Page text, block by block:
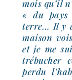
mois qu’il
« du pays
terre… Il y
mai­son
et je me
tré­bu­cher
per­du